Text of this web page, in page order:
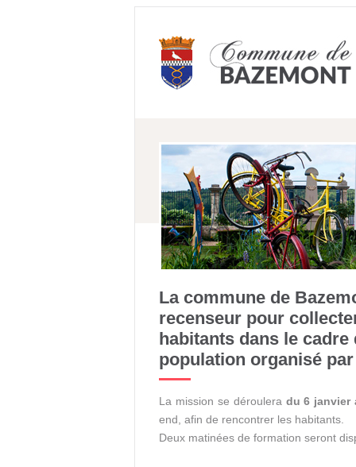
La commune de
recenseur pour
habitants dans le
population organisé par
La mission se déroulera du 6 janvier
end, afin de rencontrer les habitants.
Deux matinées de formation seront